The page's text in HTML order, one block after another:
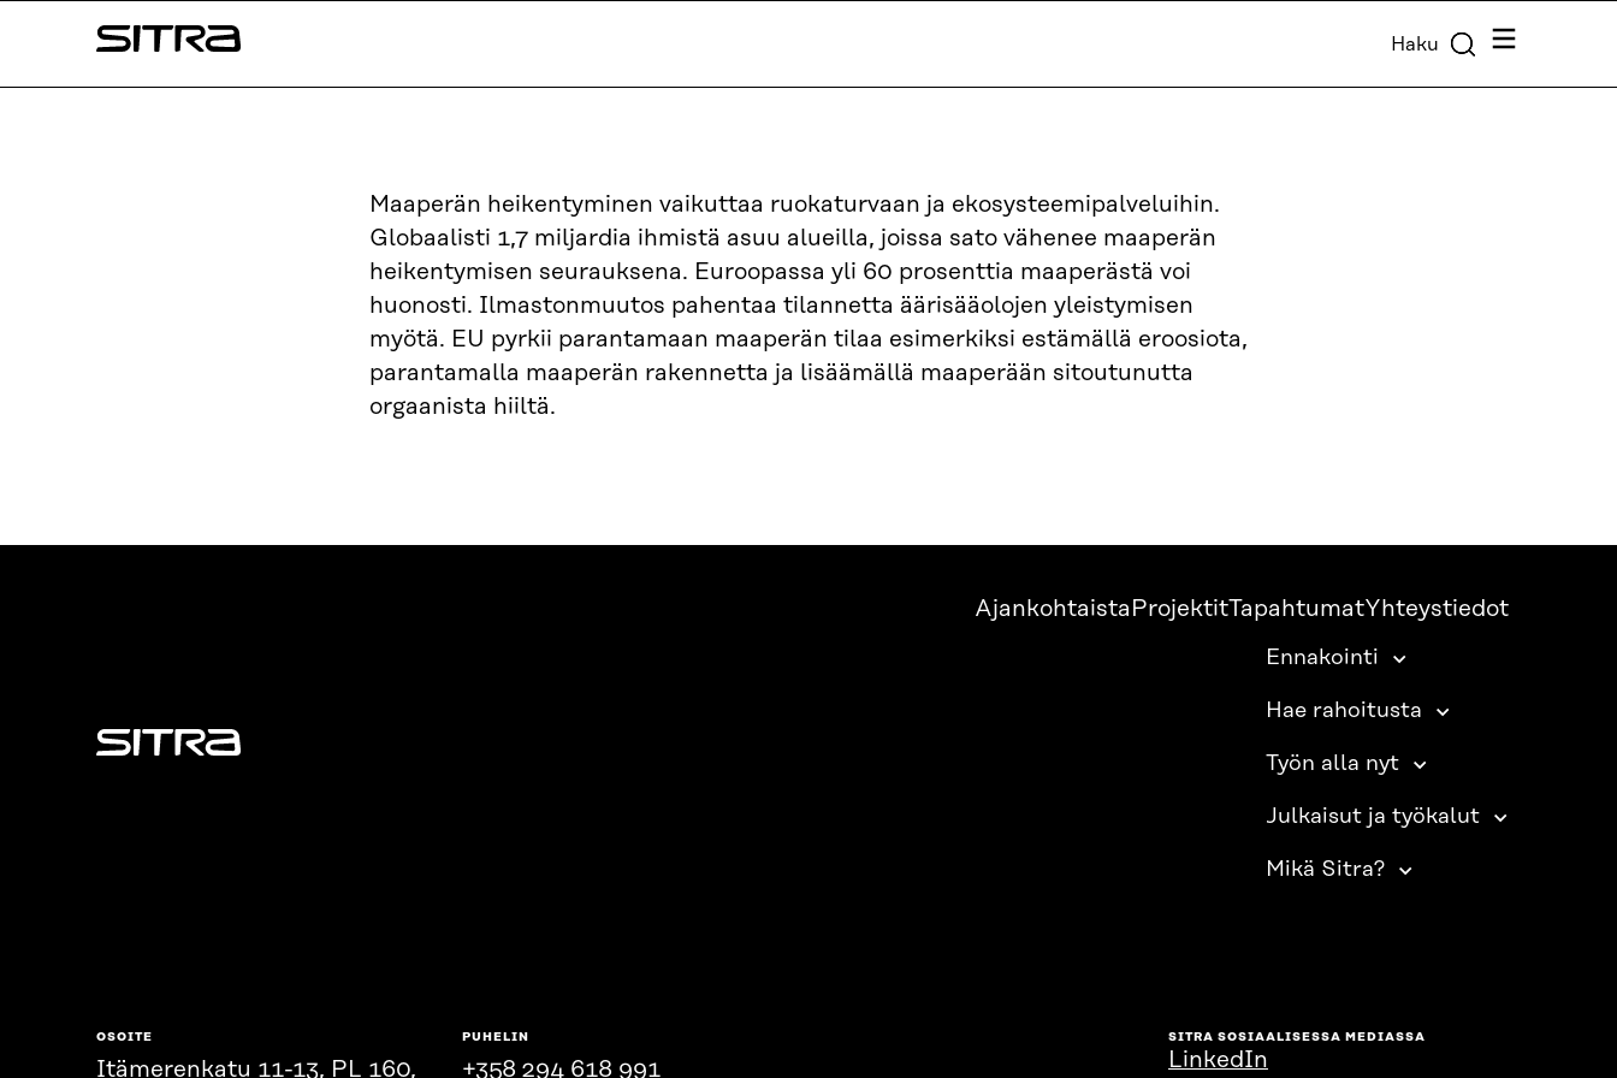
sisältöön
Sitra Haku Valikko
Maaperän heikentyminen vaikuttaa ruokaturvaan ja ekosysteemipalveluihin.
Globaalisti 1,7 miljardia ihmistä asuu alueilla, joissa sato vähenee maaperän
heikentymisen seurauksena. Euroopassa yli 60 prosenttia maaperästä voi
huonosti. Ilmastonmuutos pahentaa tilannetta äärisääolojen yleistymisen
myötä. EU pyrkii parantamaan maaperän tilaa esimerkiksi estämällä eroosiota,
parantamalla maaperän rakennetta ja lisäämällä maaperään sitoutunutta
orgaanista hiiltä.
Sitra
Ajankohtaista ProjektitTapahtumatYhteystiedot
Ennakointi
Hae rahoitusta
Työn alla nyt
Julkaisut ja työkalut
Mikä Sitra?
OSOITE
Itämerenkatu 11-13, PL 160,
PUHELIN
+358 294 618 991
SITRA SOSIAALISESSA MEDIASSA
LinkedIn